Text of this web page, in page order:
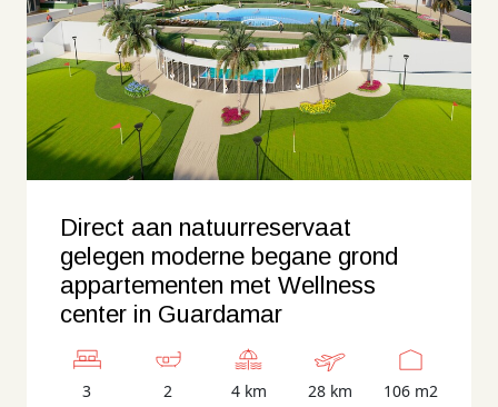
Direct aan natuurreservaat
gelegen moderne begane grond
appartementen met Wellness
center in Guardamar
3 2 4 km 28 km 106 m2